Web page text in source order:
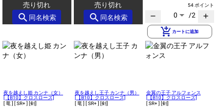
売り切れ
search 同名検索
売り切れ
search 同名検索
54 ポイント
remove 0 /2 add
add_shopping_cart カートに追加
夜を越えし姫 カンナ（女）
[【B10】クロスローズ]
[ 竜 ] [ SR+ ] [剣]
夜を越えし王子 カンナ（男）
[【B10】クロスローズ]
[ 竜 ] [ SR+ ] [剣]
金翼の王子 アルフォンス
[【B10】クロスローズ]
[ SR+ ] [剣]